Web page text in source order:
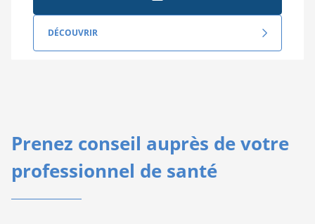
DÉCOUVRIR
Prenez conseil auprès de votre
professionnel de santé